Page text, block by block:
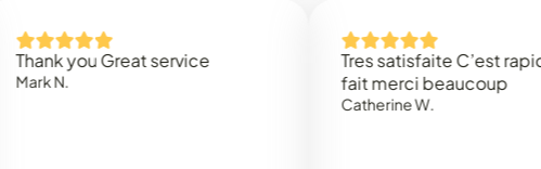
you Great service
Tres satisfaite C’est rapidement
fait merci beaucoup
Catherine W.